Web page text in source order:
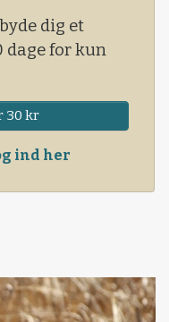
dig et
dage for kun
30 kr
ind her